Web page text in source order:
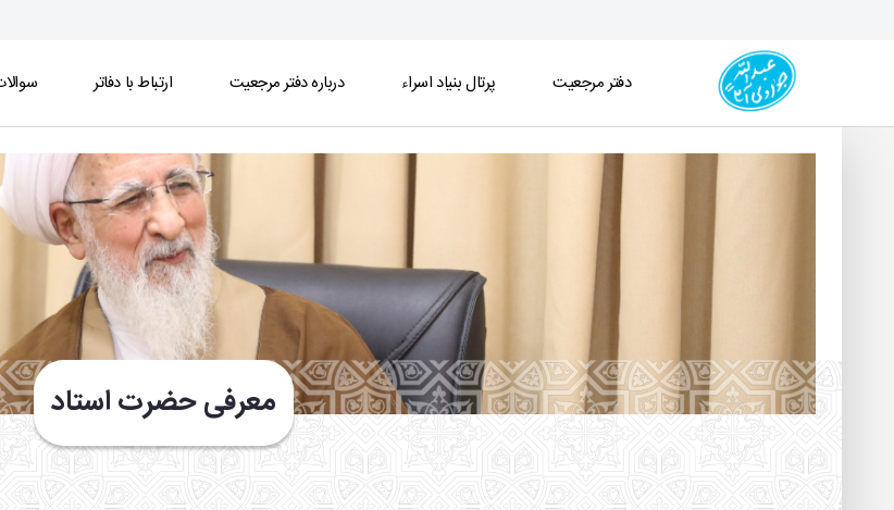
دفتر مرجعیت پرتال بنیاد اسراء درباره دفتر مرجعیت ارتباط با دفاتر
معرفی حضرت استاد